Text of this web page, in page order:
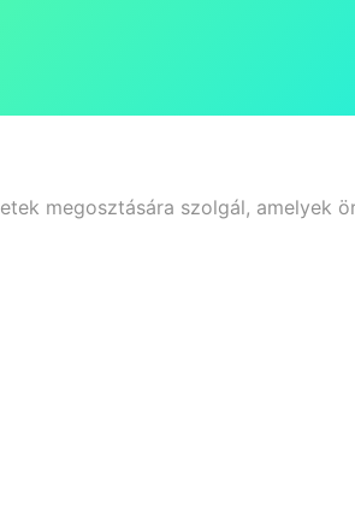
megosztására szolgál, amelyek